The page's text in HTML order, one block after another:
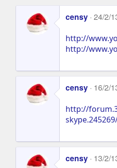
censy 24/2/
http://
http://
censy 16/2/
http://
censy 13/2/